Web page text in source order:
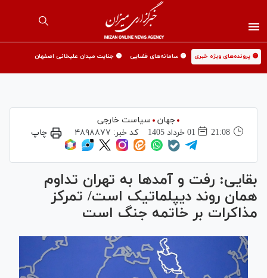
🟡 پرونده‌های ویژه خبری 🟡 سامانه‌های قضایی 🟡 جنایت میدان علیخانی اصفهان
جهان
سیاست خارجی
21:08
01 خرداد 1405 کد خبر: ۴۸۹۸۸۷۷ چاپ
بقایی: رفت و آمدها به تهران تداوم
همان روند دیپلماتیک است/ تمرکز
مذاکرات بر خاتمه جنگ است